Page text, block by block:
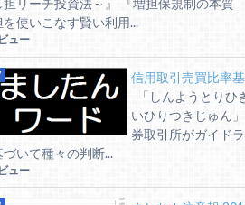
担リーチ投資法～』 『増担保規制の本質
を使いこなす賢い利用...
ュー
信用取引売買比率
「しんようとりひ
いひりつきじゅん
券取引所がガイド
づいて種々の判断...
ュー